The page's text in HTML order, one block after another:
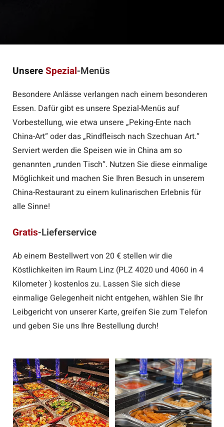
UnsereSpezial-Menüs
Besondere Anlässe verlangen nach einem besonderen
Essen. Dafür gibt es unsere Spezial-Menüs auf
Vorbestellung, wie etwa unsere „Peking-Ente nach
China-Art“ oder das „Rindfleisch nach Szechuan Art.“
Serviert werden die Speisen wie in China am so
genannten „runden Tisch“. Nutzen Sie diese einmalige
Möglichkeit und machen Sie Ihren Besuch in unserem
China-Restaurant zu einem kulinarischen Erlebnis für
alle Sinne!
Gratis-Lieferservice
Ab einem Bestellwert von 20 € stellen wir die
Köstlichkeiten im Raum Linz (PLZ 4020 und 4060 in 4
Kilometer ) kostenlos zu. Lassen Sie sich diese
einmalige Gelegenheit nicht entgehen, wählen Sie Ihr
Leibgericht von unserer Karte, greifen Sie zum Telefon
und geben Sie uns Ihre Bestellung durch!